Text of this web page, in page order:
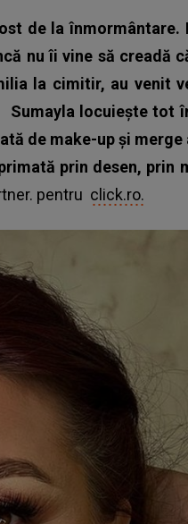
de la înmormântare.
nu îi vine să creadă
la cimitir, au venit
Sumayla locuiește tot
de make-up și merge
prin desen, prin
pentru click.ro.